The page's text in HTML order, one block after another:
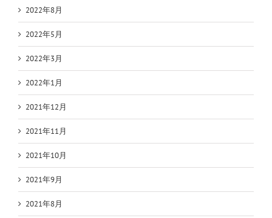
2022年8月
2022年5月
2022年3月
2022年1月
2021年12月
2021年11月
2021年10月
2021年9月
2021年8月